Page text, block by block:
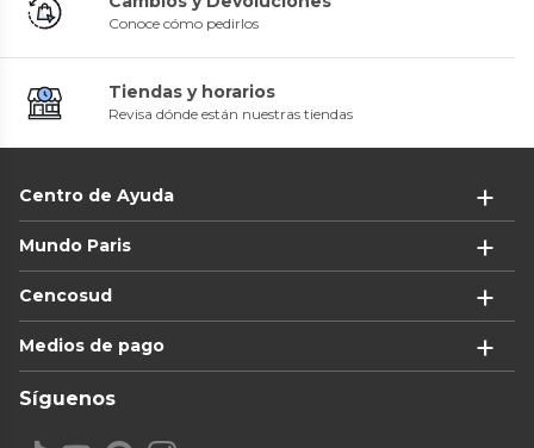
Conoce cómo pedirlos
Tiendas y horarios
Revisa dónde están nuestras tiendas
Centro de Ayuda
Mundo Paris
Cencosud
Medios de pago
Síguenos